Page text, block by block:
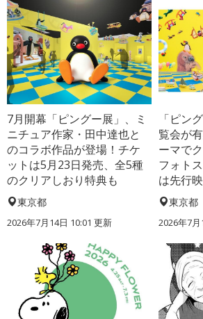
7月開幕「ピングー展」、ミ
ニチュア作家・田中達也と
のコラボ作品が登場！チケ
ットは5月23日発売、全5種
のクリアしおり特典も
東京都
2026年7月14日 10:01 更新
「ピン
覧会が
ーマで
フォト
は先行
東京都
2026年7